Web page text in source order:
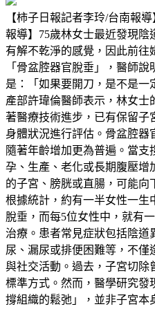
【柿子日報記者李玲/台南報
報導】75歲林女士最近發現
有解不乾淨的感覺，因此前往
「骨盆腔器官脫垂」，醫師
是：「如果要開刀，是不是
產部許瑋倫醫師表示，林女
著醫療技術進步，已有保留子
身體狀況進行評估。骨盆腔器
隨著年齡增加更為普遍。當
孕、生產、老化或長期腹壓增
的子宮、膀胱或直腸，可能向
根據統計，約有一半女性一生
脫垂，而每5位女性中，就有
治療。患者常見症狀包括陰道
尿、漏尿或排便困難等，不
與社交活動。過去，子宮切除
標準方式。然而，醫學研究發
撐組織的鬆弛」，並非子宮本